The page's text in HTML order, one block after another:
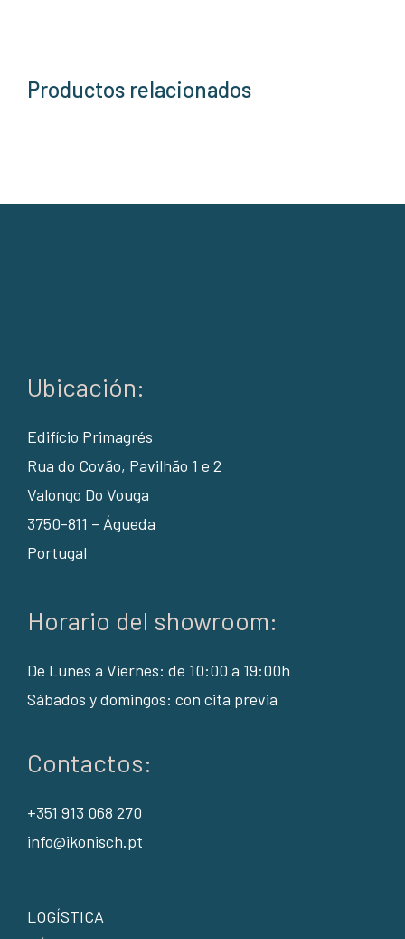
Productos relacionados
Ubicación:
Edifício Primagrés
Rua do Covão, Pavilhão 1 e 2
Valongo Do Vouga
3750-811 – Águeda
Portugal
Horario del showroom:
De Lunes a Viernes: de 10:00 a 19:00h
Sábados y domingos: con cita previa
Contactos:
+351 913 068 270
info@ikonisch.pt
LOGÍSTICA